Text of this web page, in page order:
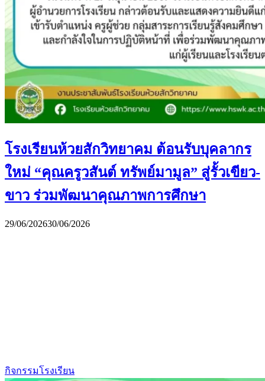
โรงเรียนห้วยสักวิทยาคม ต้อนรับบุคลากร
ใหม่ “คุณครูวสันต์ ทรัพย์มามูล” สู่รั้วเขียว-
ขาว ร่วมพัฒนาคุณภาพการศึกษา
29/06/202630/06/2026
กิจกรรมโรงเรียน